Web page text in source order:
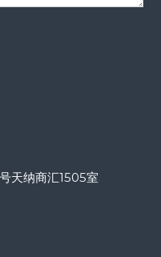
天纳商汇1505室